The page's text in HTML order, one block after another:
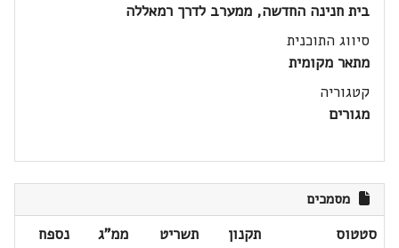
בית חנינה החדשה, ממערב לדרך רמאללה
סיווג התוכנית
מתאר מקומית
קטגוריה
מגורים
מסמכים
סטטוס תקנון תשריט ממ"ג
נספח